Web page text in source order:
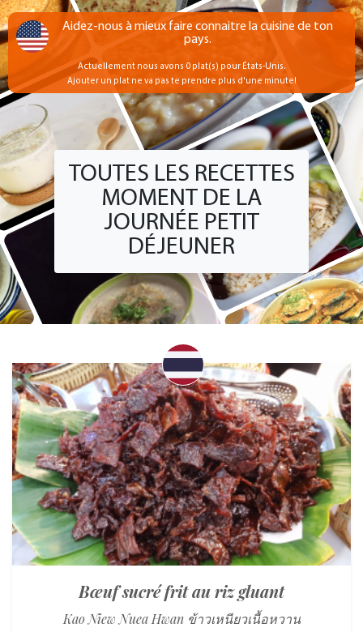
TOUTES LES RECETTES
MOMENT DE LA
JOURNÉE PETIT
DÉJEUNER
Bœuf sucré frit au riz gluant
Kao Niew Nuea Hwan ข้าวเหนียวเนื้อหวาน
Aidez-nous à mieux faire connaitre la cuisine de ton
pays.
Actuellement nous avons 0 plat(s) pour États-Unis.
Ajouter un plat ne va pas te prendre plus d'une minute!